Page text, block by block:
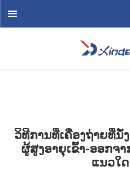
ວິທີການທີ່ເຄື່ອງຖ່າຍທີ່ນັ່
ຜູ້ສູງອາຍຸເຂົ້າ-ອອກຈ
ແນວໃດ